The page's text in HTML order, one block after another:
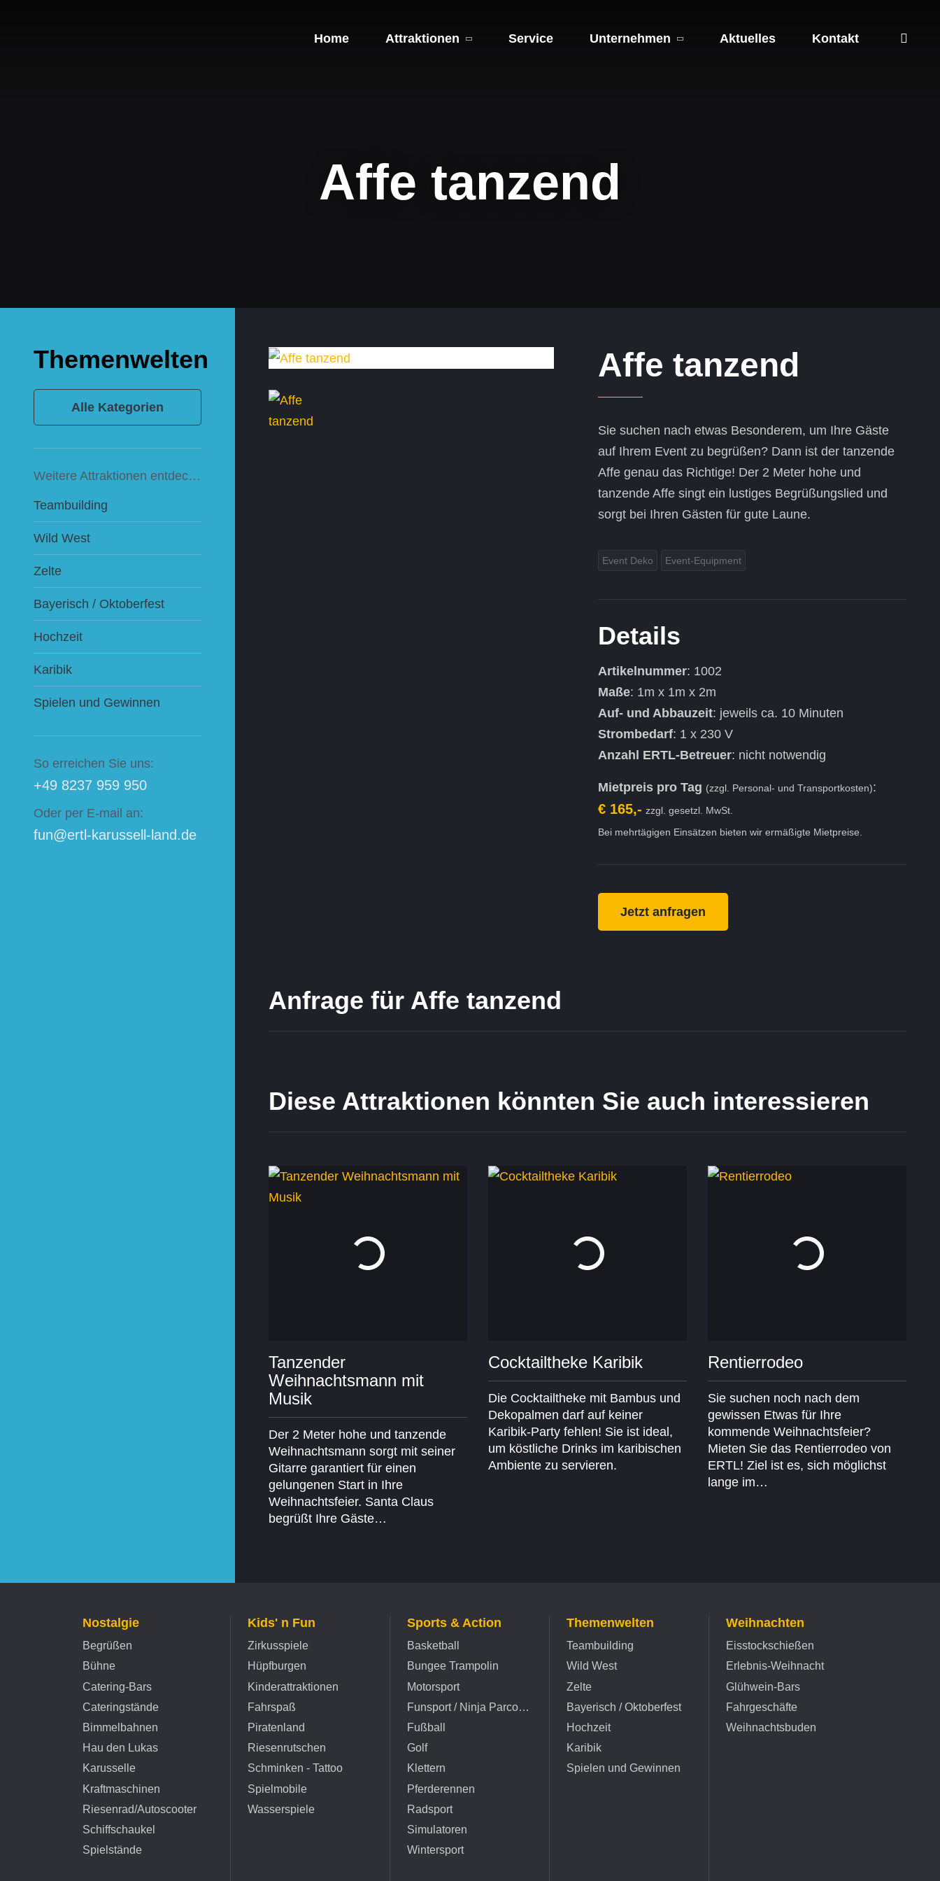
Home Attraktionen Service Unternehmen Aktuelles Kontakt
Affe tanzend
Themenwelten
Alle Kategorien
Weitere Attraktionen entdecken:
Teambuilding
Wild West
Zelte
Bayerisch / Oktoberfest
Hochzeit
Karibik
Spielen und Gewinnen
So erreichen Sie uns:
+49 8237 959 950
Oder per E-mail an:
fun@ertl-karussell-land.de
Affe tanzend
Sie suchen nach etwas Besonderem, um Ihre Gäste
auf Ihrem Event zu begrüßen? Dann ist der tanzende
Affe genau das Richtige! Der 2 Meter hohe und
tanzende Affe singt ein lustiges Begrüßungslied und
sorgt bei Ihren Gästen für gute Laune.
Event Deko Event-Equipment
Details
Artikelnummer: 1002
Maße: 1m x 1m x 2m
Auf- und Abbauzeit: jeweils ca. 10 Minuten
Strombedarf: 1 x 230 V
Anzahl ERTL-Betreuer: nicht notwendig
Mietpreis pro Tag (zzgl. Personal- und Transportkosten):
€ 165,- zzgl. gesetzl. MwSt.
Bei mehrtägigen Einsätzen bieten wir ermäßigte Mietpreise.
Jetzt anfragen
Anfrage für Affe tanzend
Diese Attraktionen könnten Sie auch interessieren
Tanzender
Weihnachtsmann mit
Musik
Der 2 Meter hohe und tanzende
Weihnachtsmann sorgt mit seiner
Gitarre garantiert für einen
gelungenen Start in Ihre
Weihnachtsfeier. Santa Claus
begrüßt Ihre Gäste…
Cocktailtheke Karibik
Die Cocktailtheke mit Bambus und
Dekopalmen darf auf keiner
Karibik-Party fehlen! Sie ist ideal,
um köstliche Drinks im karibischen
Ambiente zu servieren.
Rentierrodeo
Sie suchen noch nach dem
gewissen Etwas für Ihre
kommende Weihnachtsfeier?
Mieten Sie das Rentierrodeo von
ERTL! Ziel ist es, sich möglichst
lange im…
Nostalgie
Begrüßen
Bühne
Catering-Bars
Cateringstände
Bimmelbahnen
Hau den Lukas
Karusselle
Kraftmaschinen
Riesenrad/Autoscooter
Schiffschaukel
Spielstände
Kids' n Fun
Zirkusspiele
Hüpfburgen
Kinderattraktionen
Fahrspaß
Piratenland
Riesenrutschen
Schminken - Tattoo
Spielmobile
Wasserspiele
Sports & Action
Basketball
Bungee Trampolin
Motorsport
Funsport / Ninja Parcours
Fußball
Golf
Klettern
Pferderennen
Radsport
Simulatoren
Wintersport
Themenwelten
Teambuilding
Wild West
Zelte
Bayerisch / Oktoberfest
Hochzeit
Karibik
Spielen und Gewinnen
Weihnachten
Eisstockschießen
Erlebnis-Weihnacht
Glühwein-Bars
Fahrgeschäfte
Weihnachtsbuden